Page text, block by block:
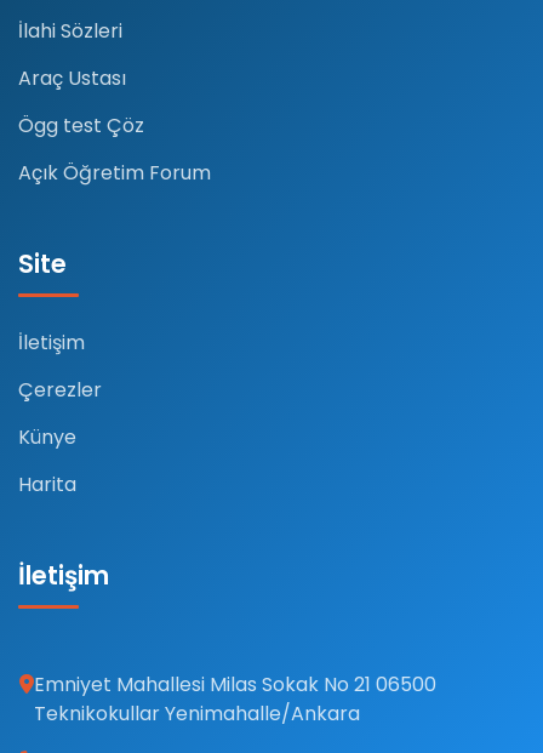
İlahi Sözleri
Araç Ustası
Ögg test Çöz
Açık Öğretim Forum
Site
İletişim
Çerezler
Künye
Harita
İletişim
Emniyet Mahallesi Milas Sokak No 21 06500
Teknikokullar Yenimahalle/Ankara